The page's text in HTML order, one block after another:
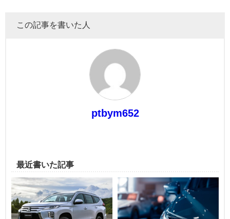
この記事を書いた人
ptbym652
最近書いた記事